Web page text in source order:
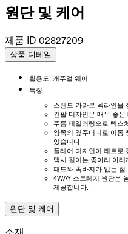
원단 및 케어
제품 ID 02827209
상품 디테일
활용도: 캐주얼 웨어
특징:
스탠드 카라로 넥라인을
긴팔 디자인은 매우 좋은
주름 테일러링으로 텍스
양쪽의 옆주머니로 이동
있습니다.
플레어 디자인이 레트로
맥시 길이는 종아리 아래
패드와 속바지가 없는 점
4WAY 스트레치 원단은
제공합니다.
원단 및 케어